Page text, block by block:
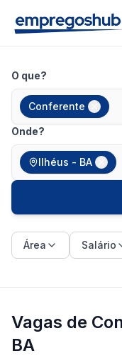
O que?
Conferente
Onde?
Ilhéus - BA
Área Salário
Vagas de
BA